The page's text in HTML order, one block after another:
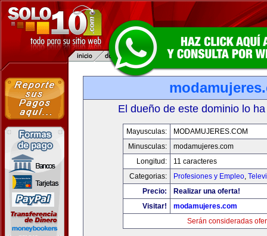
El dueño de este dominio lo
Mayusculas:
MODAMUJERES.COM
Minusculas:
modamujeres.com
Longitud:
11 caracteres
Categorias:
Profesiones y Empleo,
Precio:
Realizar una oferta!
Visitar!
modamujeres.com
Serán consideradas